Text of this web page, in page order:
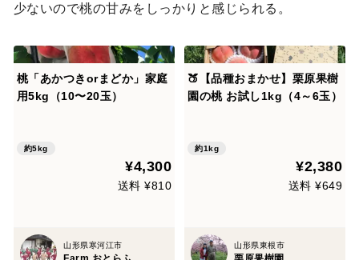
少ないので桃の甘みをしっかりと感じられる。
桃「あかつきorまどか」家庭
用5kg（10〜20玉）
約5kg
¥4,300
送料 ¥810
山形県寒河江市
🍑【品種おまかせ】栗原果樹
園の桃 お試し1kg（4～6玉）
約1kg
¥2,380
送料 ¥649
山形県東根市